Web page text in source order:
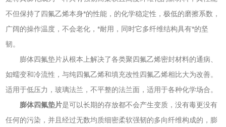
不但保持了四氟乙烯本身*的性能，的化学稳定性，极低的磨擦系数，
广阔的操作温度，不会老化，*耐用，同时它多纤维结构具有*的坚
韧。
膨体四氟垫片从根本上解决了各类聚四氟乙烯密封材料的通病、
如蠕变和冷流性，与纯四氟乙烯和填充改性四氟乙烯相比大为改善。
适用于低压力，玻璃法兰，不平整的法兰面，适用于各种化学场合。
膨体四氟垫片是可以长期的存放都不会产生变质，没有毒更没有
任何的污染，并且经过无数均质细密柔软强韧的多向纤维构成的，膨